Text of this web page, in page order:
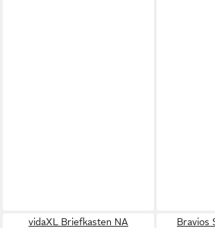
vidaXL Briefkasten NA
Bravios